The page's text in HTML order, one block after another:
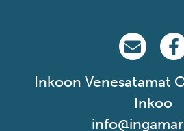
Ingå Marina
Inkoon Venesatamat
Inkoo